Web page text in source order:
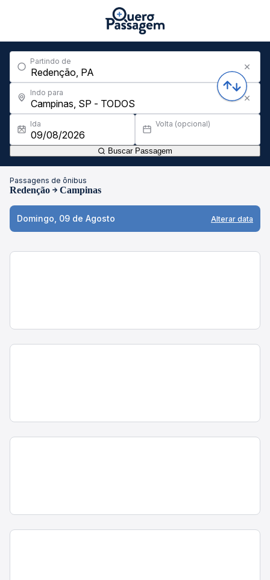
Partindo de
Indo para
Ida Volta (opcional)
Buscar Passagem
Passagens de ônibus
Redenção Campinas
Domingo, 09 de Agosto Alterar data